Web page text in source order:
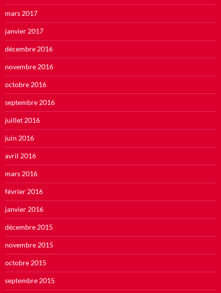
mars 2017
janvier 2017
décembre 2016
novembre 2016
octobre 2016
septembre 2016
juillet 2016
juin 2016
avril 2016
mars 2016
février 2016
janvier 2016
décembre 2015
novembre 2015
octobre 2015
septembre 2015